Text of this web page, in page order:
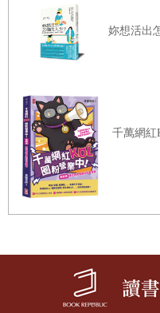
「那是一項艱鉅任務
都有夢想、都希望實現目
每一個具有遠大目標的
練，正如丹˙威爾頓或任
從音樂家到馬戲團表演者
為沒有人一出娘胎就會耍
的，從立定志向開始，然
準備好在最大的舞台接掌
的，就是在關鍵時刻把錦
妳想活出
千萬網紅